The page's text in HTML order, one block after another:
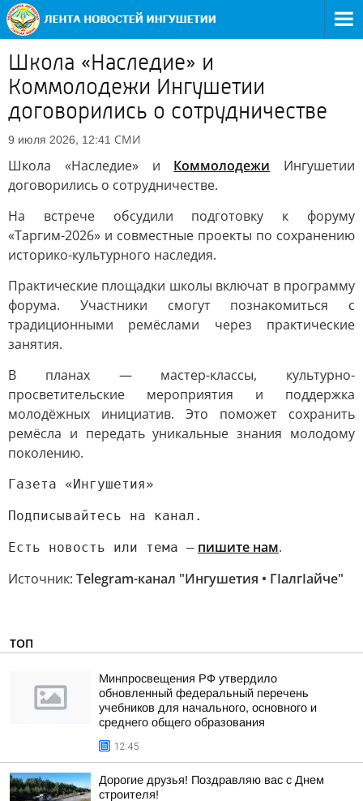
Школа «Наследие» и
Коммолодежи Ингушетии
договорились о сотрудничестве
9 июля 2026, 12:41 СМИ
Школа «Наследие» и Коммолодежи Ингушетии
договорились о сотрудничестве.
На встрече обсудили подготовку к форуму
«Таргим-2026» и совместные проекты по сохранению
историко-культурного наследия.
Практические площадки школы включат в программу
форума. Участники смогут познакомиться с
традиционными ремёслами через практические
занятия.
В планах — мастер-классы, культурно-
просветительские мероприятия и поддержка
молодёжных инициатив. Это поможет сохранить
ремёсла и передать уникальные знания молодому
поколению.
Газета «Ингушетия»
Подписывайтесь на канал.
Есть новость или тема — пишите нам.
Источник: Telegram-канал "Ингушетия • ГIалгIайче"
ТОП
Минпросвещения РФ утвердило
обновленный федеральный перечень
учебников для начального, основного и
среднего общего образования
12:45
Дорогие друзья! Поздравляю вас с Днем
строителя!